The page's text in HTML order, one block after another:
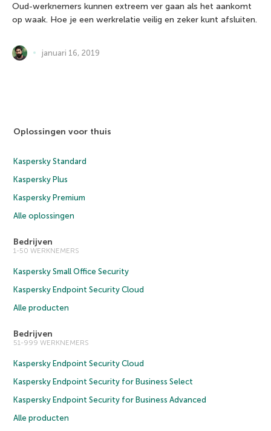
Oud-werknemers kunnen extreem ver gaan als het aankomt
op waak. Hoe je een werkrelatie veilig en zeker kunt afsluiten.
januari 16, 2019
Oplossingen voor thuis
Kaspersky Standard
Kaspersky Plus
Kaspersky Premium
Alle oplossingen
Bedrijven
1-50 WERKNEMERS
Kaspersky Small Office Security
Kaspersky Endpoint Security Cloud
Alle producten
Bedrijven
51-999 WERKNEMERS
Kaspersky Endpoint Security Cloud
Kaspersky Endpoint Security for Business Select
Kaspersky Endpoint Security for Business Advanced
Alle producten